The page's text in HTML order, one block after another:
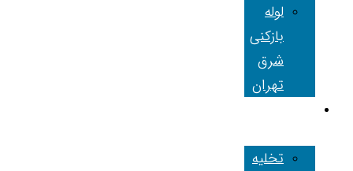
لوله
بازکنی
شرق
تهران
تخلیه